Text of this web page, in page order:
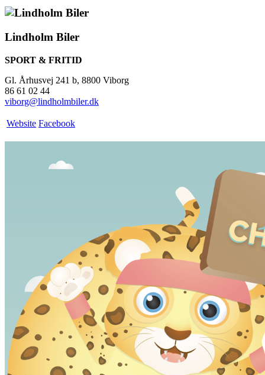
Lindholm Biler
SPORT & FRITID
Gl. Århusvej 241 b, 8800 Viborg
86 61 02 44
viborg@lindholmbiler.dk
Website Facebook